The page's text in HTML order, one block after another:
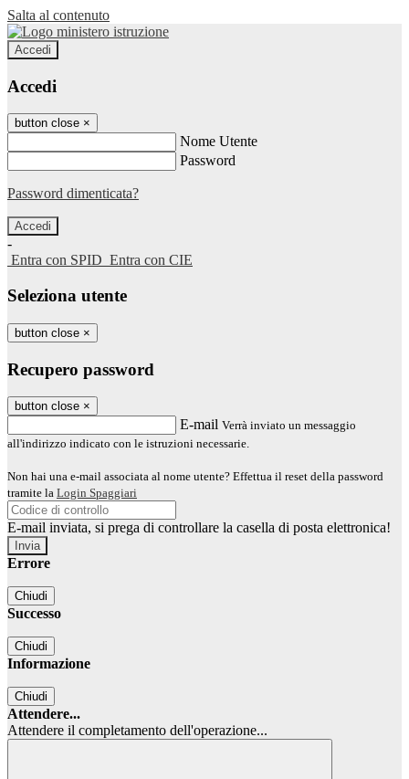
Salta al contenuto
Accedi
Accedi
button close ×
Nome Utente
Password
Password dimenticata?
-
Entra con SPID Entra con CIE
Seleziona utente
button close ×
Recupero password
button close ×
E-mail Verrà inviato un messaggio
all'indirizzo indicato con le istruzioni necessarie.
Non hai una e-mail associata al nome utente? Effettua il reset della password
tramite la Login Spaggiari
E-mail inviata, si prega di controllare la casella di posta elettronica!
Errore
Chiudi
Successo
Chiudi
Informazione
Chiudi
Attendere...
Attendere il completamento dell'operazione...